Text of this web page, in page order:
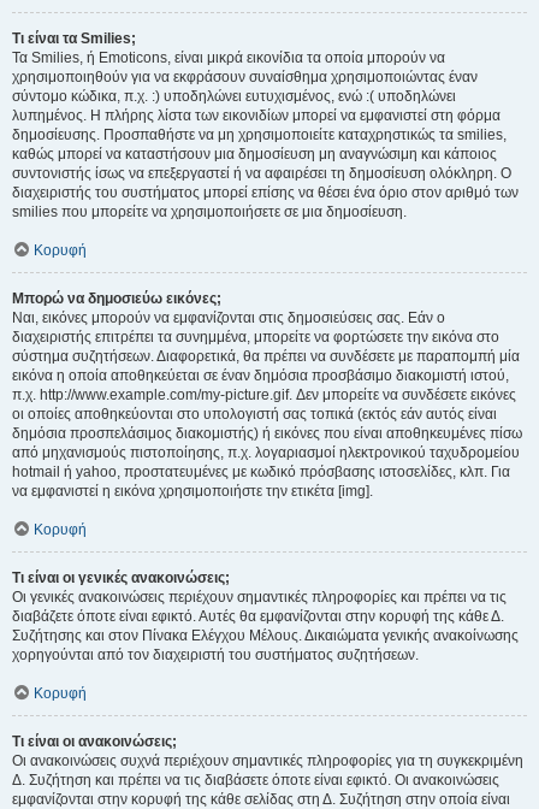
Τι είναι τα Smilies;
Τα Smilies, ή Emoticons, είναι μικρά εικονίδια τα οποία μπορούν να
χρησιμοποιηθούν για να εκφράσουν συναίσθημα χρησιμοποιώντας έναν
σύντομο κώδικα, π.χ. :) υποδηλώνει ευτυχισμένος, ενώ :( υποδηλώνει
λυπημένος. Η πλήρης λίστα των εικονιδίων μπορεί να εμφανιστεί στη φόρμα
δημοσίευσης. Προσπαθήστε να μη χρησιμοποιείτε καταχρηστικώς τα smilies,
καθώς μπορεί να καταστήσουν μια δημοσίευση μη αναγνώσιμη και κάποιος
συντονιστής ίσως να επεξεργαστεί ή να αφαιρέσει τη δημοσίευση ολόκληρη. Ο
διαχειριστής του συστήματος μπορεί επίσης να θέσει ένα όριο στον αριθμό των
smilies που μπορείτε να χρησιμοποιήσετε σε μια δημοσίευση.
Κορυφή
Μπορώ να δημοσιεύω εικόνες;
Ναι, εικόνες μπορούν να εμφανίζονται στις δημοσιεύσεις σας. Εάν ο
διαχειριστής επιτρέπει τα συνημμένα, μπορείτε να φορτώσετε την εικόνα στο
σύστημα συζητήσεων. Διαφορετικά, θα πρέπει να συνδέσετε με παραπομπή μία
εικόνα η οποία αποθηκεύεται σε έναν δημόσια προσβάσιμο διακομιστή ιστού,
π.χ. http://www.example.com/my-picture.gif. Δεν μπορείτε να συνδέσετε εικόνες
οι οποίες αποθηκεύονται στο υπολογιστή σας τοπικά (εκτός εάν αυτός είναι
δημόσια προσπελάσιμος διακομιστής) ή εικόνες που είναι αποθηκευμένες πίσω
από μηχανισμούς πιστοποίησης, π.χ. λογαριασμοί ηλεκτρονικού ταχυδρομείου
hotmail ή yahoo, προστατευμένες με κωδικό πρόσβασης ιστοσελίδες, κλπ. Για
να εμφανιστεί η εικόνα χρησιμοποιήστε την ετικέτα [img].
Κορυφή
Τι είναι οι γενικές ανακοινώσεις;
Οι γενικές ανακοινώσεις περιέχουν σημαντικές πληροφορίες και πρέπει να τις
διαβάζετε όποτε είναι εφικτό. Αυτές θα εμφανίζονται στην κορυφή της κάθε Δ.
Συζήτησης και στον Πίνακα Ελέγχου Μέλους. Δικαιώματα γενικής ανακοίνωσης
χορηγούνται από τον διαχειριστή του συστήματος συζητήσεων.
Κορυφή
Τι είναι οι ανακοινώσεις;
Οι ανακοινώσεις συχνά περιέχουν σημαντικές πληροφορίες για τη συγκεκριμένη
Δ. Συζήτηση και πρέπει να τις διαβάσετε όποτε είναι εφικτό. Οι ανακοινώσεις
εμφανίζονται στην κορυφή της κάθε σελίδας στη Δ. Συζήτηση στην οποία είναι